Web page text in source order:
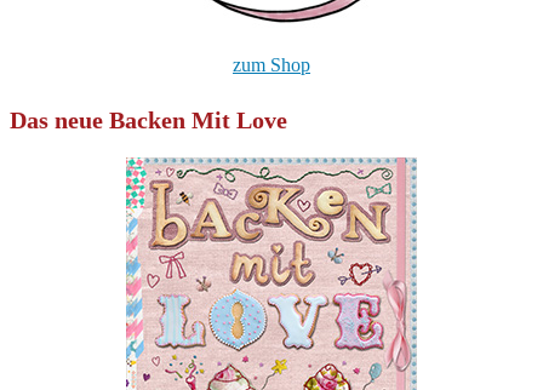
zum Shop
Das neue Backen Mit Love